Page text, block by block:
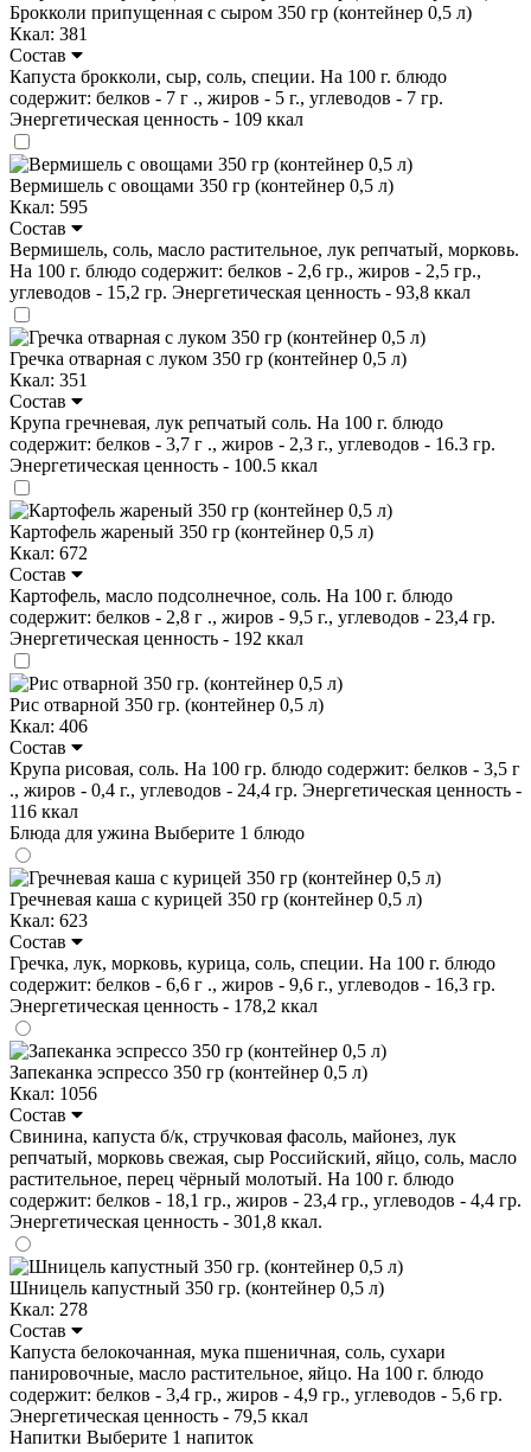
Брокколи припущенная с сыром 350 гр (контейнер 0,5 л)
Ккал: 381
Состав
Капуста брокколи, сыр, соль, специи. На 100 г. блюдо
содержит: белков - 7 г ., жиров - 5 г., углеводов - 7 гр.
Энергетическая ценность - 109 ккал
Вермишель с овощами 350 гр (контейнер 0,5 л)
Ккал: 595
Состав
Вермишель, соль, масло растительное, лук репчатый, морковь.
На 100 г. блюдо содержит: белков - 2,6 гр., жиров - 2,5 гр.,
углеводов - 15,2 гр. Энергетическая ценность - 93,8 ккал
Гречка отварная с луком 350 гр (контейнер 0,5 л)
Ккал: 351
Состав
Крупа гречневая, лук репчатый соль. На 100 г. блюдо
содержит: белков - 3,7 г ., жиров - 2,3 г., углеводов - 16.3 гр.
Энергетическая ценность - 100.5 ккал
Картофель жареный 350 гр (контейнер 0,5 л)
Ккал: 672
Состав
Картофель, масло подсолнечное, соль. На 100 г. блюдо
содержит: белков - 2,8 г ., жиров - 9,5 г., углеводов - 23,4 гр.
Энергетическая ценность - 192 ккал
Рис отварной 350 гр. (контейнер 0,5 л)
Ккал: 406
Состав
Крупа рисовая, соль. На 100 гр. блюдо содержит: белков - 3,5 г
., жиров - 0,4 г., углеводов - 24,4 гр. Энергетическая ценность -
116 ккал
Блюда для ужина Выберите 1 блюдо
Гречневая каша с курицей 350 гр (контейнер 0,5 л)
Ккал: 623
Состав
Гречка, лук, морковь, курица, соль, специи. На 100 г. блюдо
содержит: белков - 6,6 г ., жиров - 9,6 г., углеводов - 16,3 гр.
Энергетическая ценность - 178,2 ккал
Запеканка эспрессо 350 гр (контейнер 0,5 л)
Ккал: 1056
Состав
Свинина, капуста б/к, стручковая фасоль, майонез, лук
репчатый, морковь свежая, сыр Российский, яйцо, соль, масло
растительное, перец чёрный молотый. На 100 г. блюдо
содержит: белков - 18,1 гр., жиров - 23,4 гр., углеводов - 4,4 гр.
Энергетическая ценность - 301,8 ккал.
Шницель капустный 350 гр. (контейнер 0,5 л)
Ккал: 278
Состав
Капуста белокочанная, мука пшеничная, соль, сухари
панировочные, масло растительное, яйцо. На 100 г. блюдо
содержит: белков - 3,4 гр., жиров - 4,9 гр., углеводов - 5,6 гр.
Энергетическая ценность - 79,5 ккал
Напитки Выберите 1 напиток